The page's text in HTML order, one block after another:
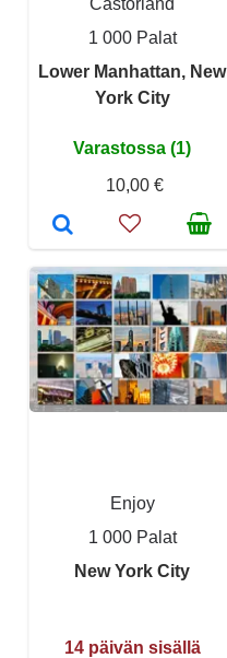
1 000 Palat
Lower Manhattan, New
York City
Varastossa (1)
10,00 €
Enjoy
1 000 Palat
New York City
14 päivän sisällä